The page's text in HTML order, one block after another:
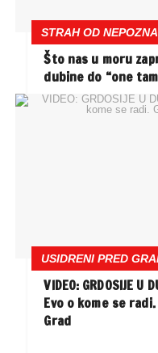
STRAH OD
Što nas u moru
dubine do “one
USIDRENI PRED
VIDEO: GRDOSIJE U
Evo o kome se
Grad